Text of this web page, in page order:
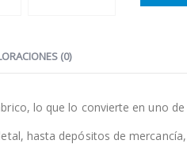
(0)
lo que lo convierte en uno
hasta depósitos de